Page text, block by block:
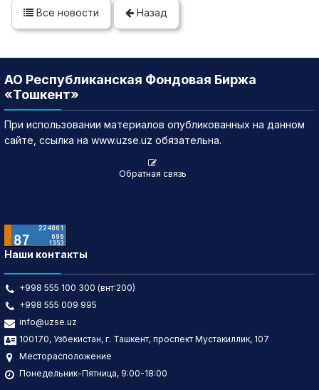
Все новости Назад
АО Республиканская Фондовая Биржа
«Тошкент»
При использовании материалов опубликованных на данном
сайте, ссылка на www.uzse.uz обязательна.
Обратная связь
Наши контакты
+998 555 100 300 (внт:200)
+998 555 009 995
info@uzse.uz
100170, Узбекистан, г. Ташкент, проспект Мустакиллик, 107
Месторасположение
Понедельник-Пятница, 9:00-18:00